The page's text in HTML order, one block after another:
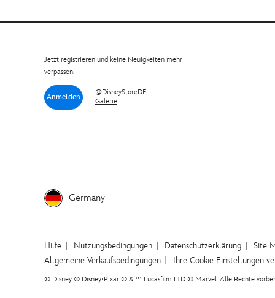
Jetzt registrieren und keine Neuigkeiten mehr
verpassen.
Anmelden
@DisneyStoreDE
Galerie
Germany
Hilfe Nutzungsbedingungen Datenschutzerklärung Site
Allgemeine Verkaufsbedingungen
Ihre Cookie Einstellungen
© Disney © Disney•Pixar © & ™ Lucasfilm LTD © Marvel. Alle Rechte